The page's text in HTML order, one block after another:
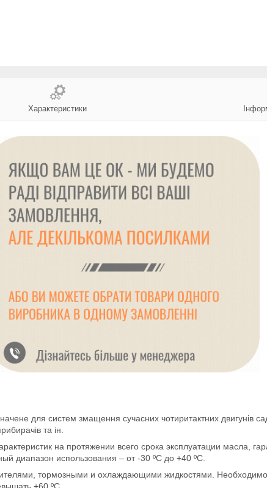
Характеристики
для систем змащення сучасних чотиритактних двигунів
та ін.
на протяжении всего срока эксплуатации масла,
диапазон использования – от -30 ºС до +40 ºС.
тормозными и охлаждающими жидкостями.